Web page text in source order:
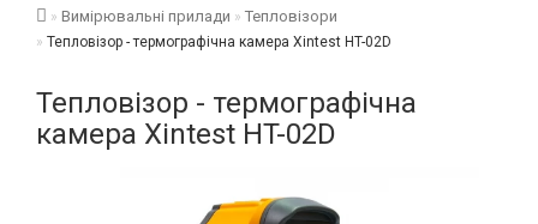
Вимірювальні прилади Тепловізори
Тепловізор - термографічна камера Xintest HT-02D
Тепловізор - термографічна
камера Xintest HT-02D